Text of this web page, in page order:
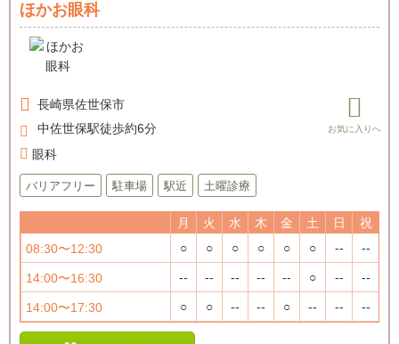
ほかお眼科
長崎県佐世保市
中佐世保駅徒歩約6分
眼科
バリアフリー 駐車場 駅近 土曜診療
月 火 水 木 金 土 日
祝
08:30〜12:30
○ ○ ○ ○ ○ ○ -- --
14:00〜16:30 -- -- -- -- -- ○ -- --
14:00〜17:30 ○ ○ -- -- ○ -- -- --